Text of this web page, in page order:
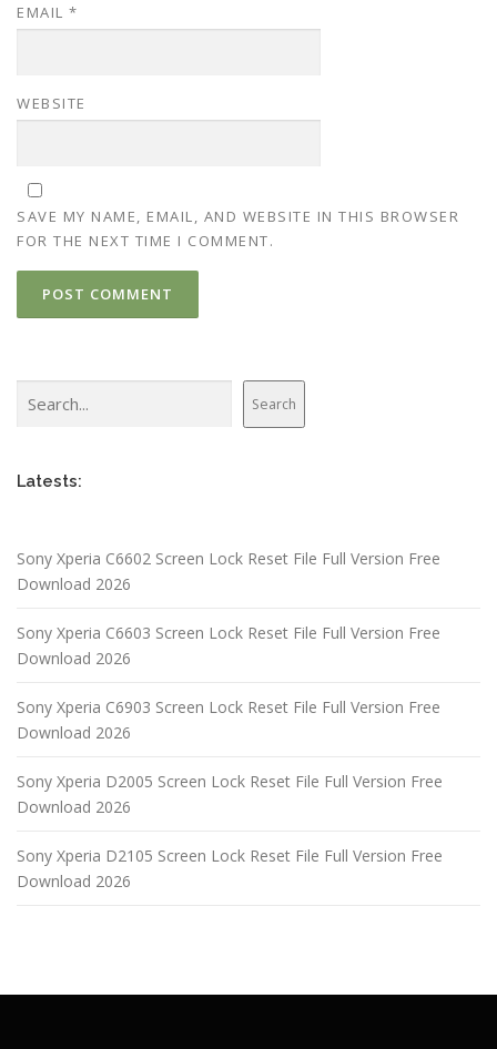
EMAIL *
WEBSITE
SAVE MY NAME, EMAIL, AND WEBSITE IN THIS BROWSER
FOR THE NEXT TIME I COMMENT.
Search
Latests:
Sony Xperia C6602 Screen Lock Reset File Full Version Free
Download 2026
Sony Xperia C6603 Screen Lock Reset File Full Version Free
Download 2026
Sony Xperia C6903 Screen Lock Reset File Full Version Free
Download 2026
Sony Xperia D2005 Screen Lock Reset File Full Version Free
Download 2026
Sony Xperia D2105 Screen Lock Reset File Full Version Free
Download 2026